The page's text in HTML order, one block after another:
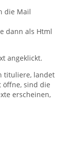
die Mail
dann als Html
angeklickt.
tituliere, landet
öffne, sind die
erscheinen,